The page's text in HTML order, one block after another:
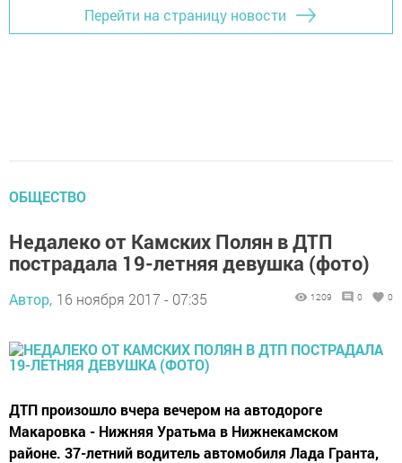
Перейти на страницу новости
ОБЩЕСТВО
Недалеко от Камских Полян в ДТП
пострадала 19-летняя девушка (фото)
Автор, 16 ноября 2017 - 07:35 1209 0 0
ДТП произошло вчера вечером на автодороге
Макаровка - Нижняя Уратьма в Нижнекамском
районе. 37-летний водитель автомобиля Лада Гранта,